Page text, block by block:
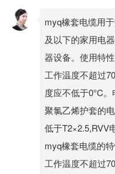
myq橡套电缆用
及以下的家用电
器设备。使用特
工作温度不超过
度应不低于0°C
聚氯乙烯护套的
低于T2×2.5,RVV
myq橡套电缆的
工作温度不超过